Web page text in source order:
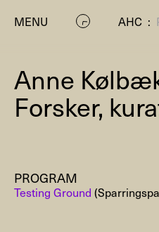
MENU AHC :
Anne
Forsker,
PROGRAM
Testing Ground